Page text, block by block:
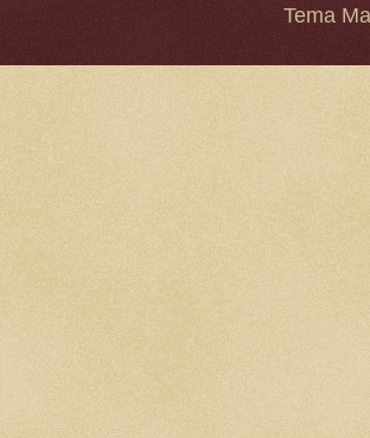
Tema